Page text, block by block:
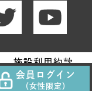
施設利用約款
Reserved.
会員ログイン
（女性限定）